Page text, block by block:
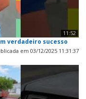
11:52
verdadeiro sucesso
em 03/12/2025 11:31:37